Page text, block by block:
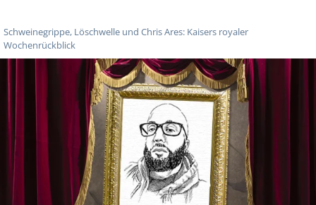
Schweinegrippe, Löschwelle und Chris Ares: Kaisers royaler
Wochenrückblick